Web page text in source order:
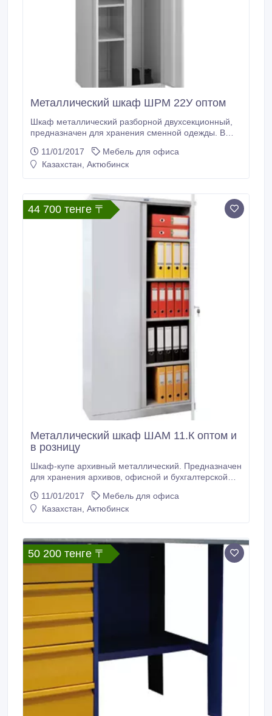
Металлический шкаф ШРМ 22У оптом
Шкаф металлический разборной двухсекционный,
предназначен для хранения сменной одежды. В
уборов, крючки для одежды и перекладина для
вешалки. В другом отделении - четыре
полимерное порошковое серого цвета (RAL 7035).
11/01/2017
Мебель для офиса
Казахстан, Актюбинск
44 700 тенге 〒
Металлический шкаф ШАМ 11.К оптом и
в розницу
Шкаф-купе архивный металлический. Предназначен
для хранения архивов, офисной и бухгалтерской
регулируемых по высоте полки. Двери архивного
шкафа ШАМ-11.К оснащены врезным замком.
ШАМ-11.
11/01/2017
Мебель для офиса
Казахстан, Актюбинск
50 200 тенге 〒